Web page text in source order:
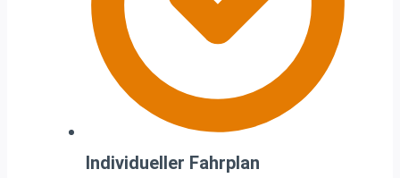
Individueller Fahrplan